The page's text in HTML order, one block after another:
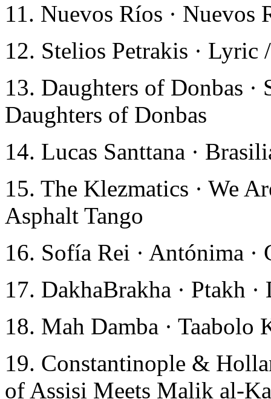
11. Nuevos Ríos · Nuevos
12. Stelios Petrakis ·
13. Daughters of Donbas
Daughters of Donbas
14. Lucas Santtana ·
15. The Klezmatics · We
Asphalt Tango
16. Sofía Rei · Antónima
17. DakhaBrakha · Ptakh ·
18. Mah Damba · Taabolo
19. Constantinople &
of Assisi Meets Malik al-